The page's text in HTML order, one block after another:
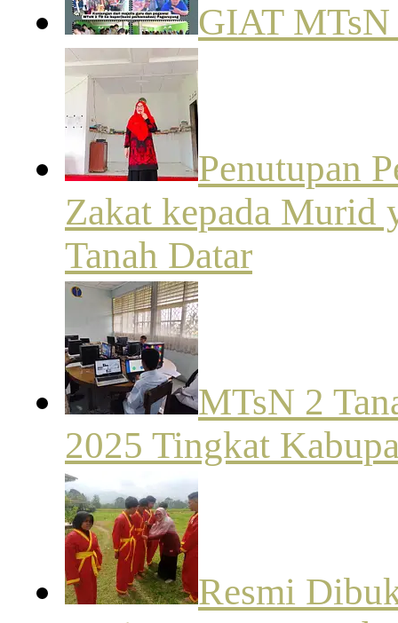
GIAT
Penutupan
Zakat kepada Murid
Tanah Datar
MTsN 2
2025 Tingkat
Resmi